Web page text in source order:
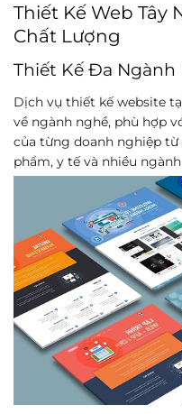
Thiết Kế Web Tây
Chất Lượng
Thiết Kế Đa Ngành
Dịch vụ thiết kế website
về ngành nghề, phù hợp
của từng doanh nghiệp từ
phẩm, y tế và nhiều